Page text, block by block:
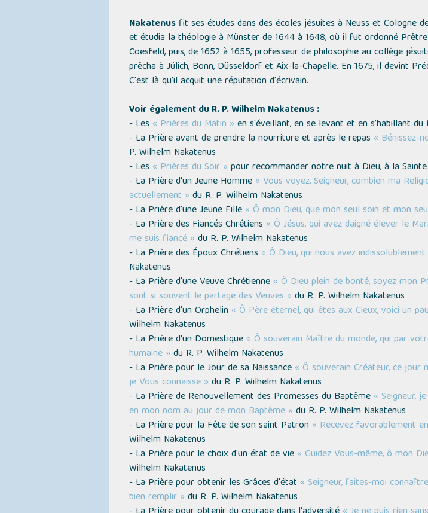
Nakatenusfit ses études dans des écoles jésuites à Neuss et Cologne
et étudia la théologie à Münster de 1644 à 1648, où il fut ordonné
Coesfeld, puis, de 1652 à 1655, professeur de philosophie au collège
prêcha à Jülich, Bonn, Düsseldorf et Aix-la-Chapelle. En 1675, il devint
C'est là qu'il acquit une réputation d'écrivain.
Voir également du R. P. Wilhelm Nakatenus :
- Les « Prières du Matin » en s'éveillant, en se levant et en s’habillant du
- La Prière avant de prendre la nourriture et après le repas « Bénissez-
P. Wilhelm Nakatenus
- Les « Prières du Soir » pour recommander notre nuit à Dieu, à la
- La Prière d'un Jeune Homme « Vous voyez, Seigneur, combien ma
actuellement » du R. P. Wilhelm Nakatenus
- La Prière d'une Jeune Fille « Ô mon Dieu, que mon seul soin et mon
- La Prière des Fiancés Chrétiens « Ô Jésus, qui avez daigné élever le
me suis fiancé » du R. P. Wilhelm Nakatenus
- La Prière des Époux Chrétiens « Ô Dieu, qui nous avez
Nakatenus
- La Prière d'une Veuve Chrétienne « Ô Dieu plein de bonté, soyez mon
sont si souvent le partage des Veuves » du R. P. Wilhelm Nakatenus
- La Prière d'un Orphelin « Ô Père éternel, qui êtes aux Cieux, voici un
Wilhelm Nakatenus
- La Prière d'un Domestique « Ô souverain Maître du monde, qui par
humaine » du R. P. Wilhelm Nakatenus
- La Prière pour le Jour de sa Naissance « Ô souverain Créateur, ce jour
je Vous connaisse » du R. P. Wilhelm Nakatenus
- La Prière de Renouvellement des Promesses du Baptême « Seigneur,
en mon nom au jour de mon Baptême » du R. P. Wilhelm Nakatenus
- La Prière pour la Fête de son saint Patron « Recevez favorablement
Wilhelm Nakatenus
- La Prière pour le choix d'un état de vie « Guidez Vous-même, ô mon
Wilhelm Nakatenus
- La Prière pour obtenir les Grâces d'état « Seigneur, faites-moi
bien remplir » du R. P. Wilhelm Nakatenus